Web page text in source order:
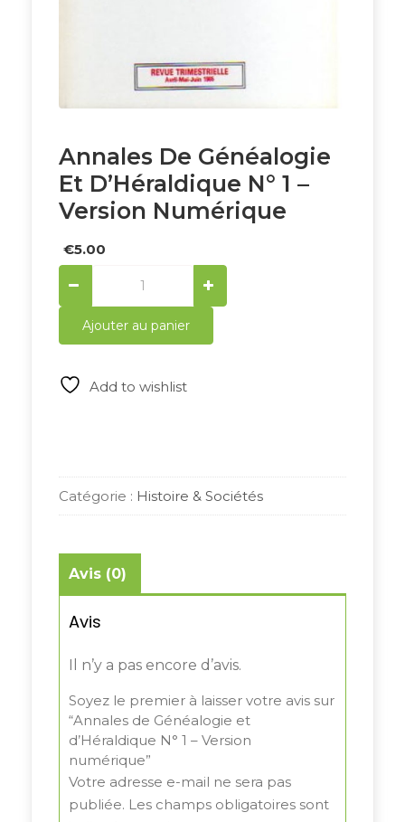
Annales De Généalogie
Et D’Héraldique N° 1 –
Version Numérique
€5.00
Annales
de
Généalogie
d'Héraldique
1
Ajouter au panier
Add to wishlist
Catégorie : Histoire & Sociétés
Avis (0)
Avis
Il n’y a pas encore d’avis.
Soyez le premier à laisser votre avis sur
“Annales de Généalogie et
d’Héraldique N° 1 – Version
numérique”
Votre adresse e-mail ne sera pas
publiée. Les champs obligatoires sont